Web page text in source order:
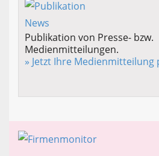
Publikation von Presse- bzw.
Medienmitteilungen.
» Jetzt Ihre Medienmitteilung